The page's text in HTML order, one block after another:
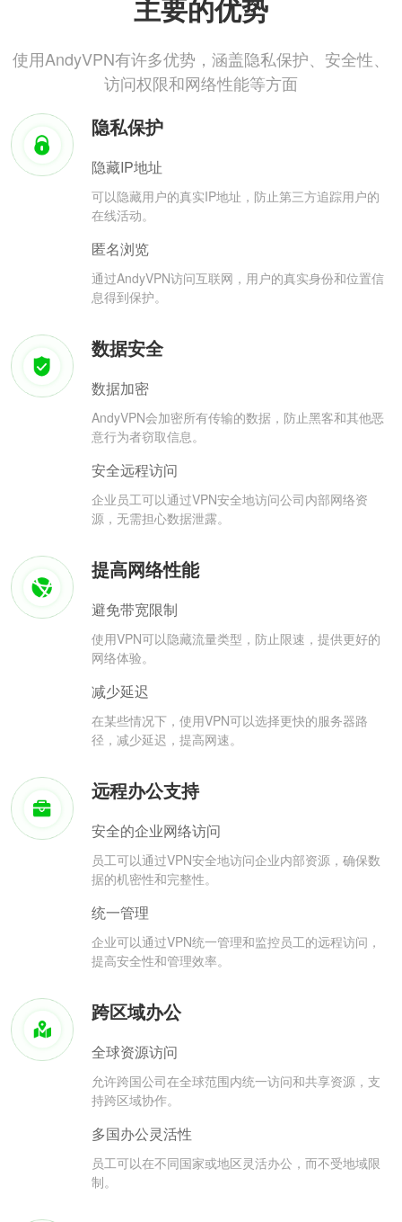
主要的优势
使用AndyVPN有许多优势，涵盖隐私保护、安全性、
访问权限和网络性能等方面
隐私保护
隐藏IP地址
可以隐藏用户的真实IP地址，防止第三方追踪用户的
在线活动。
匿名浏览
通过AndyVPN访问互联网，用户的真实身份和位置信
息得到保护。
数据安全
数据加密
AndyVPN会加密所有传输的数据，防止黑客和其他恶
意行为者窃取信息。
安全远程访问
企业员工可以通过VPN安全地访问公司内部网络资
源，无需担心数据泄露。
提高网络性能
避免带宽限制
使用VPN可以隐藏流量类型，防止限速，提供更好的
网络体验。
减少延迟
在某些情况下，使用VPN可以选择更快的服务器路
径，减少延迟，提高网速。
远程办公支持
安全的企业网络访问
员工可以通过VPN安全地访问企业内部资源，确保数
据的机密性和完整性。
统一管理
企业可以通过VPN统一管理和监控员工的远程访问，
提高安全性和管理效率。
跨区域办公
全球资源访问
允许跨国公司在全球范围内统一访问和共享资源，支
持跨区域协作。
多国办公灵活性
员工可以在不同国家或地区灵活办公，而不受地域限
制。